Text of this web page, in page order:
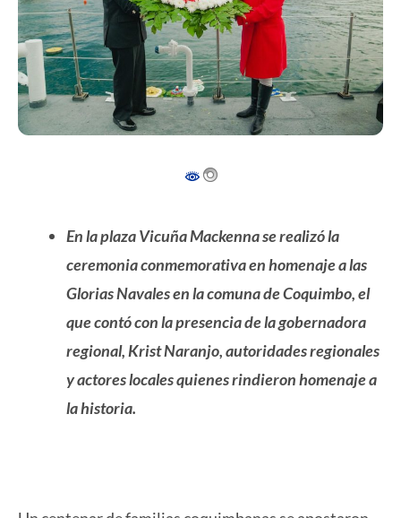
En la plaza Vicuña Mackenna se realizó la
ceremonia conmemorativa en homenaje a las
Glorias Navales en la comuna de Coquimbo, el
que contó con la presencia de la gobernadora
regional, Krist Naranjo, autoridades regionales
y actores locales quienes rindieron homenaje a
la historia.